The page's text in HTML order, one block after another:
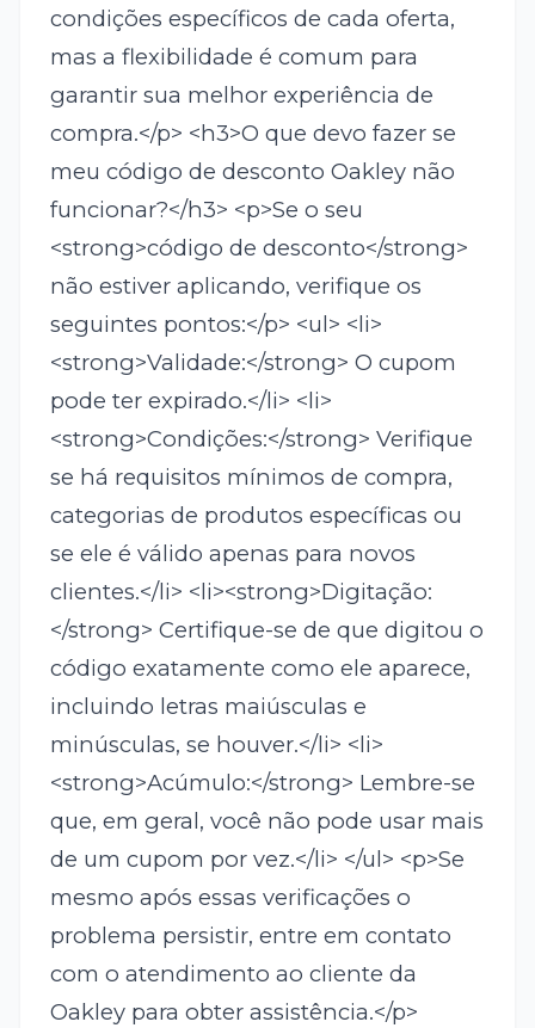
condições específicos de cada oferta,
mas a flexibilidade é comum para
garantir sua melhor experiência de
compra.</p> <h3>O que devo fazer se
meu código de desconto Oakley não
funcionar?</h3> <p>Se o seu
<strong>código de desconto</strong>
não estiver aplicando, verifique os
seguintes pontos:</p> <ul> <li>
<strong>Validade:</strong> O cupom
pode ter expirado.</li> <li>
<strong>Condições:</strong> Verifique
se há requisitos mínimos de compra,
categorias de produtos específicas ou
se ele é válido apenas para novos
clientes.</li> <li><strong>Digitação:
</strong> Certifique-se de que digitou o
código exatamente como ele aparece,
incluindo letras maiúsculas e
minúsculas, se houver.</li> <li>
<strong>Acúmulo:</strong> Lembre-se
que, em geral, você não pode usar mais
de um cupom por vez.</li> </ul> <p>Se
mesmo após essas verificações o
problema persistir, entre em contato
com o atendimento ao cliente da
Oakley para obter assistência.</p>